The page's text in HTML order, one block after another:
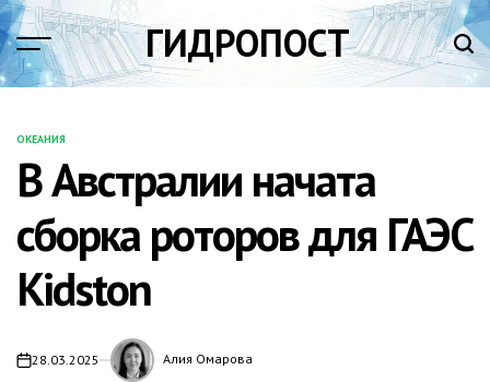
Перейти
к
содержимому
ГИДРОПОСТ
ОПУБЛИКОВАНО
В
ОКЕАНИЯ
В Австралии начата
сборка роторов для ГАЭС
Kidston
28.03.2025 Алия Омарова